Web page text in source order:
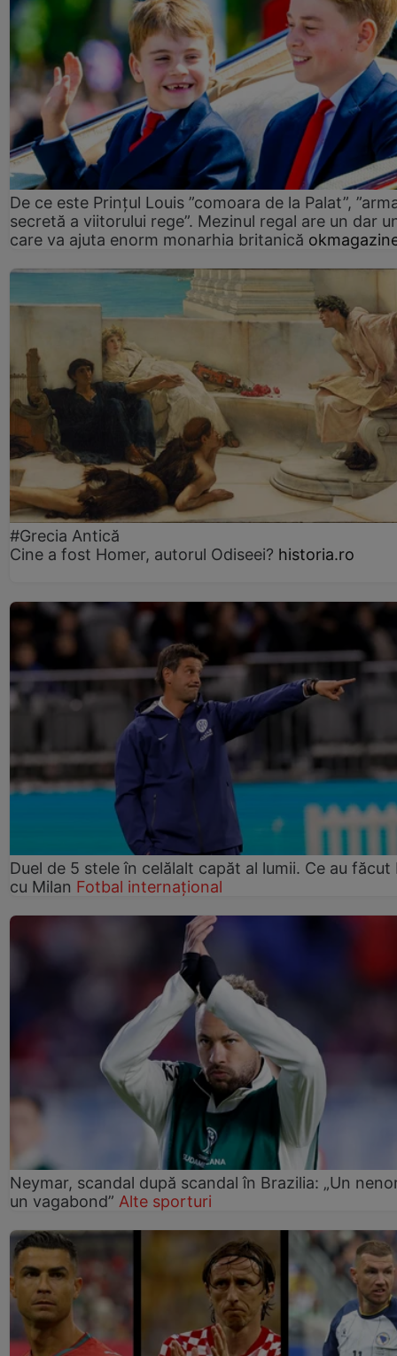
De ce este Prințul Louis ”comoara de la Palat”,
secretă a viitorului rege”. Mezinul regal are un dar
care va ajuta enorm monarhia britanică
#Grecia Antică
Cine a fost Homer, autorul Odiseei? historia.ro
Duel de 5 stele în celălalt capăt al lumii. Ce au făcut
cu Milan Fotbal internațional
Neymar, scandal după scandal în Brazilia: „Un
un vagabond” Alte sporturi